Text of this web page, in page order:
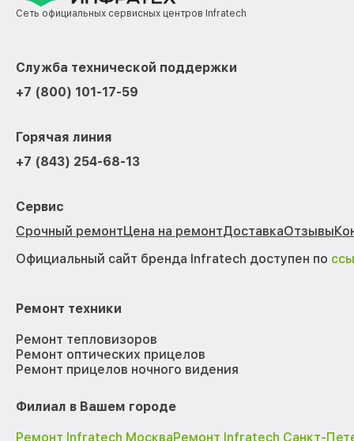
Сеть официальных сервисных центров Infratech
Служба технической поддержки
+7 (800) 101-17-59
Горячая линия
+7 (843) 254-68-13
Сервис
Срочный ремонтЦена на ремонтДоставкаОтзывы
Официальный сайт бренда Infratech доступен по
Ремонт техники
Ремонт тепловизоров
Ремонт оптических прицелов
Ремонт прицелов ночного видения
Филиал в Вашем городе
Ремонт Infratech МоскваРемонт Infratech Санкт-